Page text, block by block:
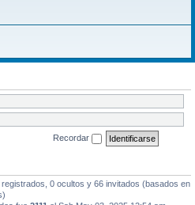
Recordar
0 ocultos y 66 invitados (basados en